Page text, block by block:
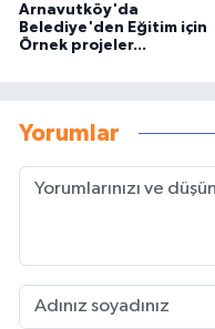
Arnavutköy'da
Belediye'den Eğitim için
Örnek projeler...
Yorumlar